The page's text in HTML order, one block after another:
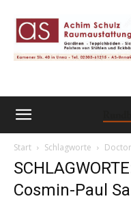
Start Schlagworte
Cosmin-Paul